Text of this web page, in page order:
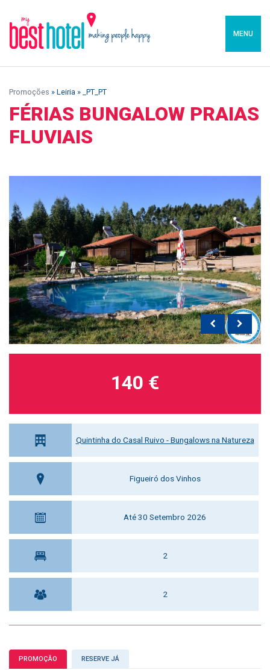
MENU
Promoções » Leiria » _PT_PT
FÉRIAS BUNGALOW PRAIAS
FLUVIAIS
Quintinha do Casal Ruivo - Bungalows na Natureza
Figueiró dos Vinhos
Até 30 Setembro 2026
2
2
140 €
PROMOÇÃO RESERVE JÁ